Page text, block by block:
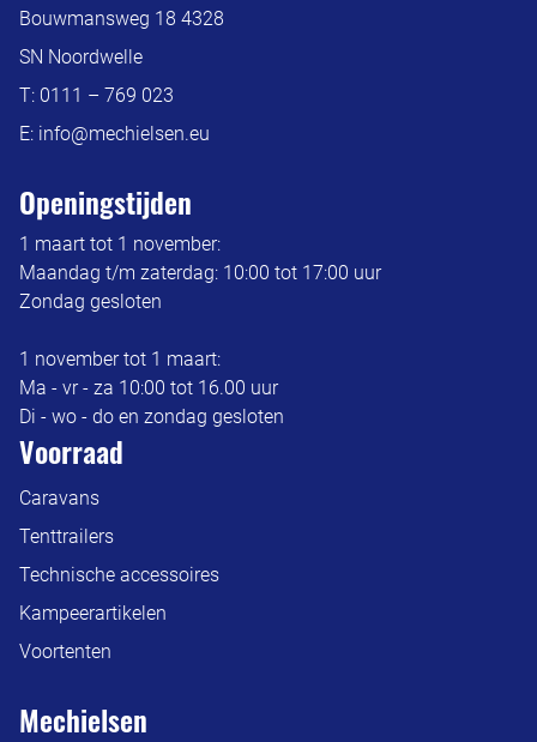
Bouwmansweg 18 4328
SN Noordwelle
T: 0111 – 769 023
E: info@mechielsen.eu
Openingstijden
1 maart tot 1 november:
Maandag t/m zaterdag: 10:00 tot 17:00 uur
Zondag gesloten
1 november tot 1 maart:
Ma - vr - za 10:00 tot 16.00 uur
Di - wo - do en zondag gesloten
Voorraad
Caravans
Tenttrailers
Technische accessoires
Kampeerartikelen
Voortenten
Mechielsen